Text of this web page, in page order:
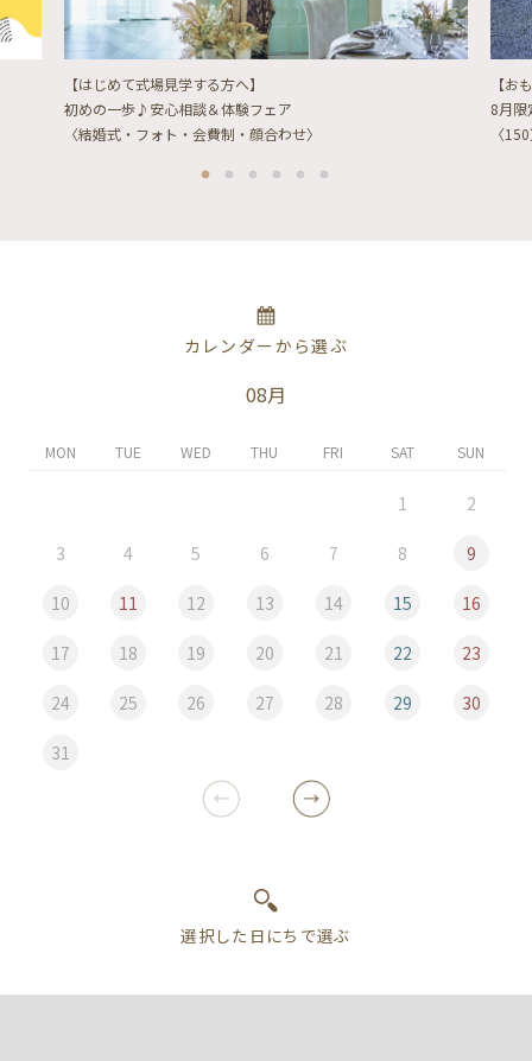
【はじめて式場見学する方へ】
初めの一歩♪安心相談＆体験フェア
〈結婚式・フォト・会費制・顔合わせ〉
【お
8月限
〈
カレンダーから選ぶ
08月
MON TUE WED THU FRI SAT SUN
1 2
3 4 5 6 7 8 9
10 11 12 13 14 15 16
17 18 19 20 21 22 23
24 25 26 27 28 29 30
31